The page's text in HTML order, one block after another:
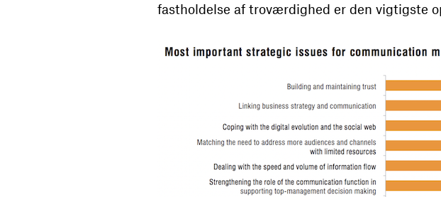
fastholdelse af troværdighed er den vigtigste